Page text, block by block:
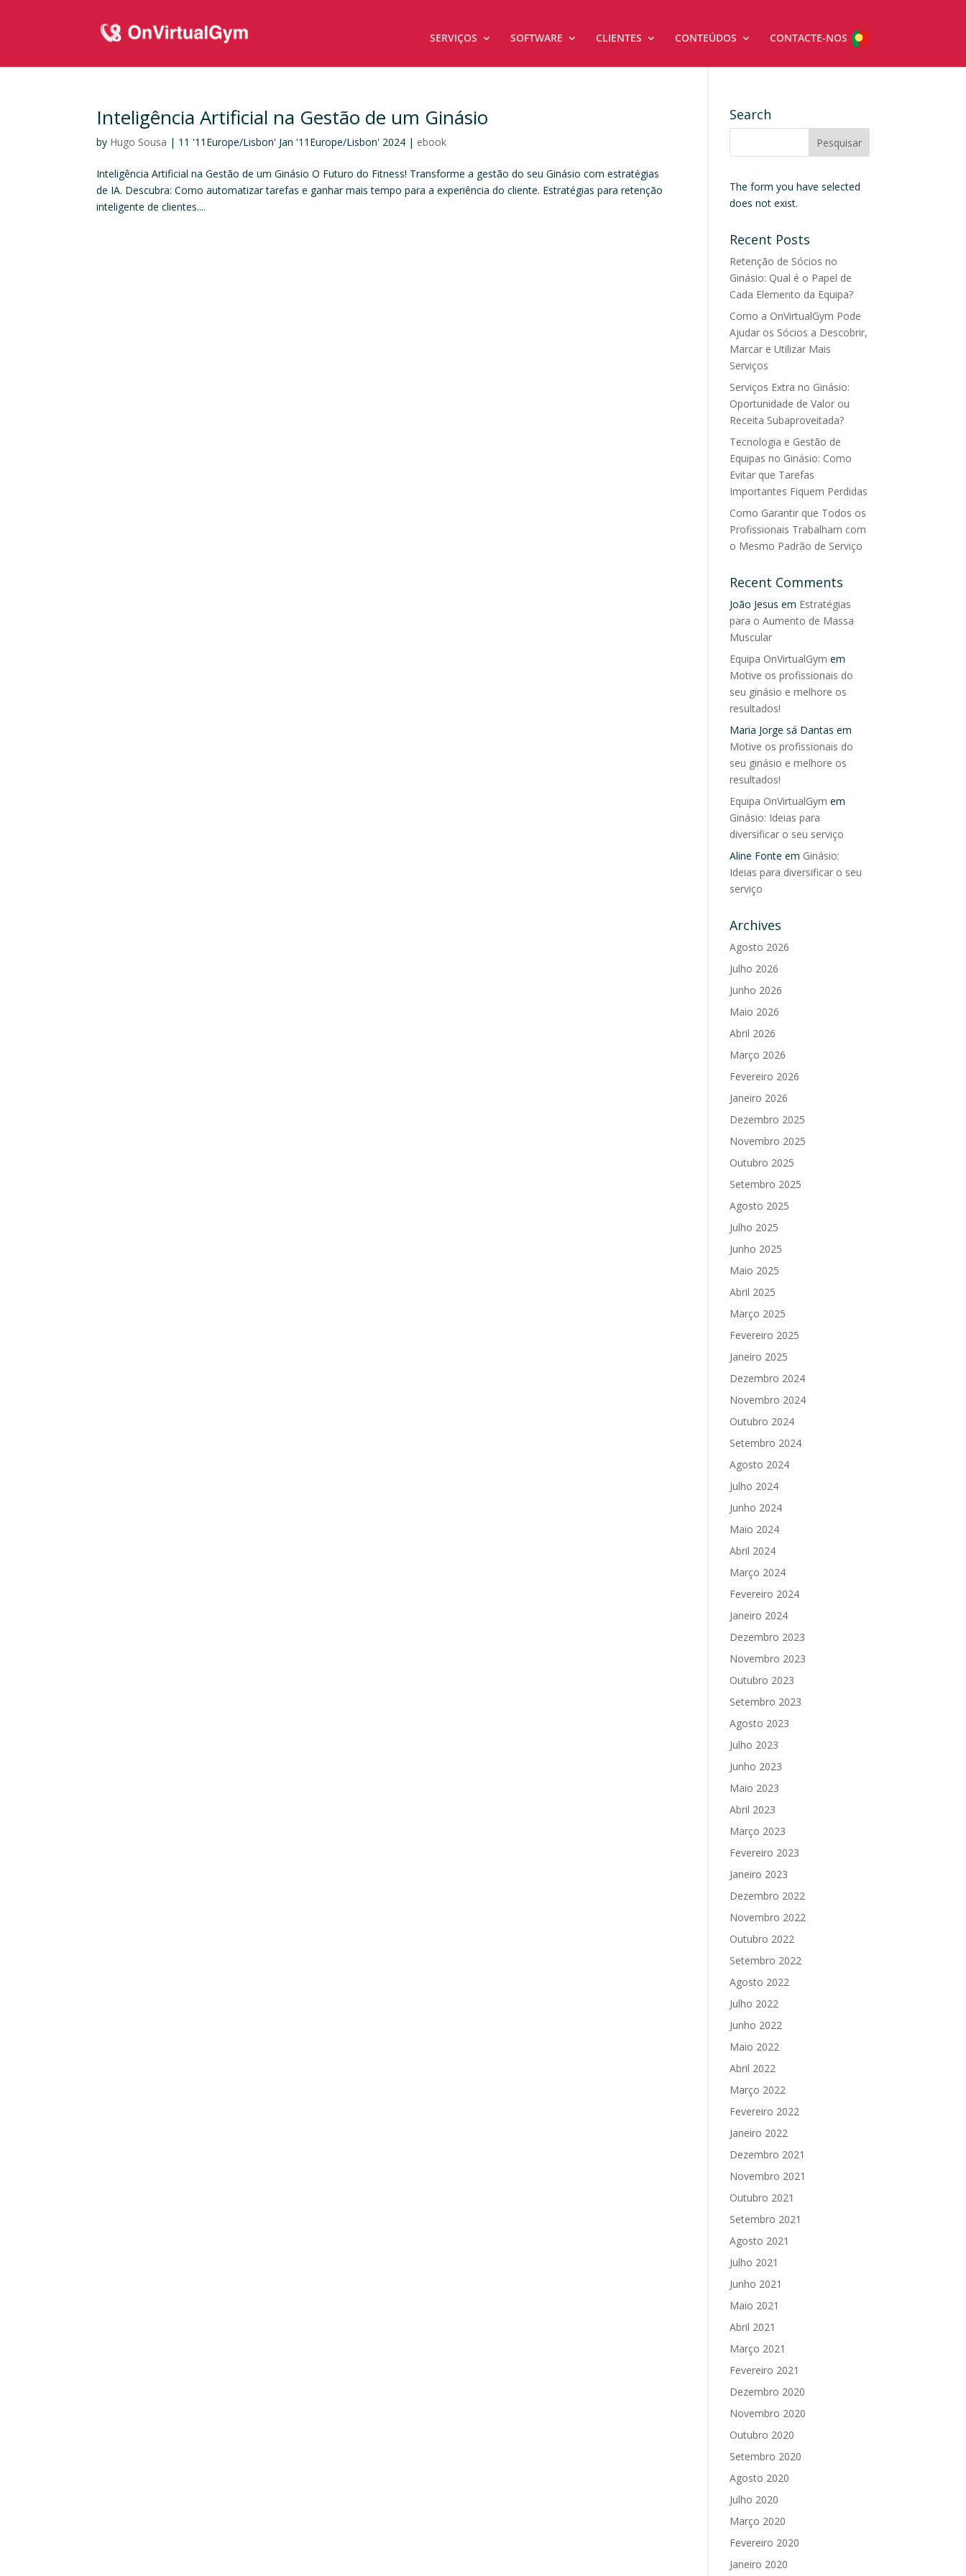
SERVIÇOS SOFTWARE CLIENTES CONTEÚDOS CONTACTE-NOS
Inteligência Artificial na Gestão de um Ginásio
by Hugo Sousa | 11 '11Europe/Lisbon' Jan '11Europe/Lisbon' 2024 | ebook
Inteligência Artificial na Gestão de um Ginásio O Futuro do Fitness! Transforme a gestão do seu Ginásio com estratégias
de IA. Descubra: Como automatizar tarefas e ganhar mais tempo para a experiência do cliente. Estratégias para retenção
inteligente de clientes....
Search
The form you have selected
does not exist.
Recent Posts
Retenção de Sócios no
Ginásio: Qual é o Papel de
Cada Elemento da Equipa?
Como a OnVirtualGym Pode
Ajudar os Sócios a Descobrir,
Marcar e Utilizar Mais
Serviços
Serviços Extra no Ginásio:
Oportunidade de Valor ou
Receita Subaproveitada?
Tecnologia e Gestão de
Equipas no Ginásio: Como
Evitar que Tarefas
Importantes Fiquem Perdidas
Como Garantir que Todos os
Profissionais Trabalham com
o Mesmo Padrão de Serviço
Recent Comments
João Jesus em Estratégias
para o Aumento de Massa
Muscular
Equipa OnVirtualGym em
Motive os profissionais do
seu ginásio e melhore os
resultados!
Maria Jorge sá Dantas em
Motive os profissionais do
seu ginásio e melhore os
resultados!
Equipa OnVirtualGym em
Ginásio: Ideias para
diversificar o seu serviço
Aline Fonte em Ginásio:
Ideias para diversificar o seu
serviço
Archives
Agosto 2026
Julho 2026
Junho 2026
Maio 2026
Abril 2026
Março 2026
Fevereiro 2026
Janeiro 2026
Dezembro 2025
Novembro 2025
Outubro 2025
Setembro 2025
Agosto 2025
Julho 2025
Junho 2025
Maio 2025
Abril 2025
Março 2025
Fevereiro 2025
Janeiro 2025
Dezembro 2024
Novembro 2024
Outubro 2024
Setembro 2024
Agosto 2024
Julho 2024
Junho 2024
Maio 2024
Abril 2024
Março 2024
Fevereiro 2024
Janeiro 2024
Dezembro 2023
Novembro 2023
Outubro 2023
Setembro 2023
Agosto 2023
Julho 2023
Junho 2023
Maio 2023
Abril 2023
Março 2023
Fevereiro 2023
Janeiro 2023
Dezembro 2022
Novembro 2022
Outubro 2022
Setembro 2022
Agosto 2022
Julho 2022
Junho 2022
Maio 2022
Abril 2022
Março 2022
Fevereiro 2022
Janeiro 2022
Dezembro 2021
Novembro 2021
Outubro 2021
Setembro 2021
Agosto 2021
Julho 2021
Junho 2021
Maio 2021
Abril 2021
Março 2021
Fevereiro 2021
Dezembro 2020
Novembro 2020
Outubro 2020
Setembro 2020
Agosto 2020
Julho 2020
Março 2020
Fevereiro 2020
Janeiro 2020